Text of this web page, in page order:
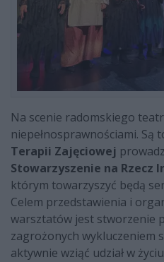
Na scenie radomskiego
niepełnosprawnościami. Są
Terapii Zajęciowej
Stowarzyszenie na Rzecz
którym towarzyszyć będą
Celem przedstawienia i
warsztatów jest stworzenie
zagrożonych wykluczeniem
aktywnie wziąć udział w